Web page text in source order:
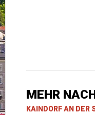
MEHR
KAINDORF AN DER